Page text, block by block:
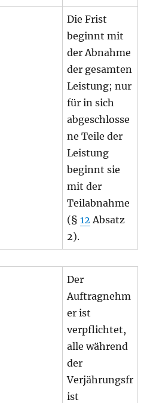
Die Frist
beginnt mit
der Abnahme
der gesamten
Leistung; nur
für in sich
abgeschlosse
ne Teile der
Leistung
beginnt sie
mit der
Teilabnahme
(§12 Absatz
2).
Der
Auftragnehm
er ist
verpflichtet,
alle während
der
Verjährungsfr
ist